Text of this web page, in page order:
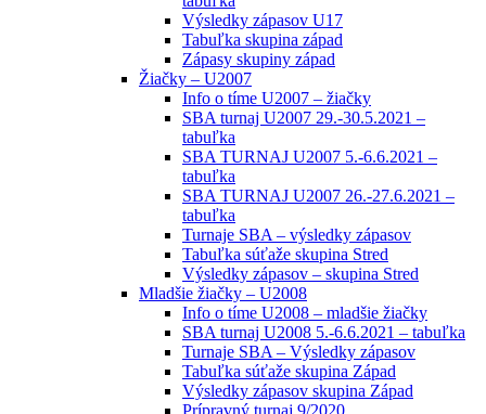
Výsledky zápasov U17
Tabuľka skupina západ
Zápasy skupiny západ
Žiačky – U2007
Info o tíme U2007 – žiačky
SBA turnaj U2007 29.-30.5.2021 –
tabuľka
SBA TURNAJ U2007 5.-6.6.2021 –
tabuľka
SBA TURNAJ U2007 26.-27.6.2021 –
tabuľka
Turnaje SBA – výsledky zápasov
Tabuľka súťaže skupina Stred
Výsledky zápasov – skupina Stred
Mladšie žiačky – U2008
Info o tíme U2008 – mladšie žiačky
SBA turnaj U2008 5.-6.6.2021 – tabuľka
Turnaje SBA – Výsledky zápasov
Tabuľka súťaže skupina Západ
Výsledky zápasov skupina Západ
Prípravný turnaj 9/2020